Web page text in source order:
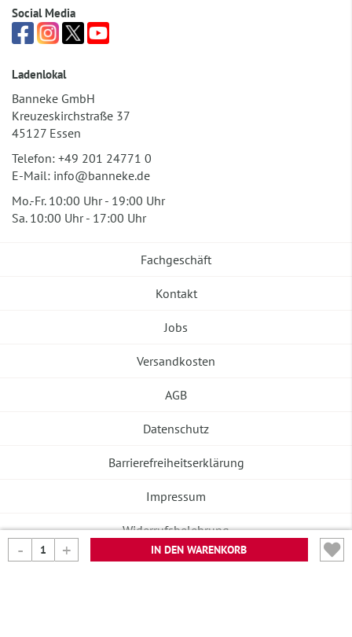
IN DEN WARENKORB
Social Media
Ladenlokal
Banneke GmbH
Kreuzeskirchstraße 37
45127 Essen
Telefon: +49 201 24771 0
E-Mail: info@banneke.de
Mo.-Fr. 10:00 Uhr - 19:00 Uhr
Sa. 10:00 Uhr - 17:00 Uhr
Fachgeschäft
Kontakt
Jobs
Versandkosten
AGB
Datenschutz
Barrierefreiheitserklärung
Impressum
Widerrufsbelehrung
Vertrag widerrufen